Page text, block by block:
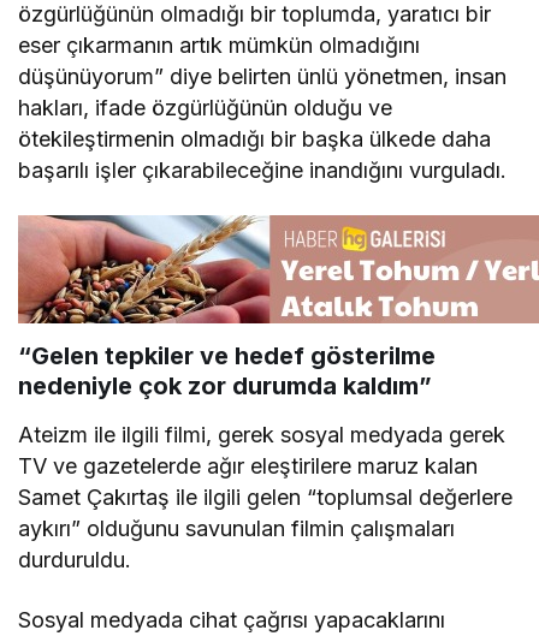
özgürlüğünün olmadığı bir toplumda, yaratıcı bir
eser çıkarmanın artık mümkün olmadığını
düşünüyorum” diye belirten ünlü yönetmen, insan
hakları, ifade özgürlüğünün olduğu ve
ötekileştirmenin olmadığı bir başka ülkede daha
başarılı işler çıkarabileceğine inandığını vurguladı.
“Gelen tepkiler ve hedef gösterilme
nedeniyle çok zor durumda kaldım”
Ateizm ile ilgili filmi, gerek sosyal medyada gerek
TV ve gazetelerde ağır eleştirilere maruz kalan
Samet Çakırtaş ile ilgili gelen “toplumsal değerlere
aykırı” olduğunu savunulan filmin çalışmaları
durduruldu.
Sosyal medyada cihat çağrısı yapacaklarını